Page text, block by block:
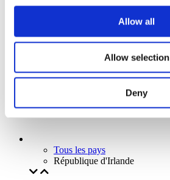
Allow all
Allow selection
Deny
Notre offre spéciale
Sans sous-genre
Tous les pays
République d'Irlande